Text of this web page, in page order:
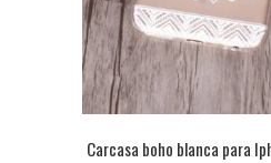
Carcasa boho blanca para